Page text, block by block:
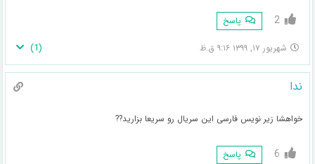
2 پاسخ
شهریور ۱۷, ۱۳۹۹ ۹:۱۶ ق.ظ (
1
)
ندا
خواهشا زیر نویس فارسی این سریال رو سریعا بزارید??
6 پاسخ